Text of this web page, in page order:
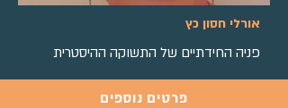
אורלי חסון כץ
פניה החידתיים של התשוקה ההיסטרית
פרטים נוספים